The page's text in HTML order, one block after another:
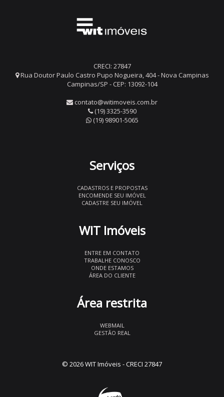
CRECI: 27847
Rua Doutor Paulo Castro Pupo Nogueira, 404 - Nova Campinas
Campinas/SP - CEP: 13092-104
contato@witimoveis.com.br
(19) 3325-3590
(19) 98901-5065
Serviços
CADASTROS E PROPOSTAS
ENCOMENDE SEU IMÓVEL
CADASTRE SEU IMÓVEL
WIT Imóveis
ENTRE EM CONTATO
TRABALHE CONOSCO
ONDE ESTAMOS
ÁREA DO CLIENTE
Área restrita
WEBMAIL
GESTÃO REAL
© 2026 WIT Imóveis - CRECI 27847